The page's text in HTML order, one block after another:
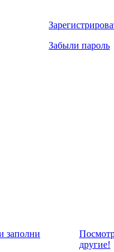
Забыли пароль
заполни
другие!